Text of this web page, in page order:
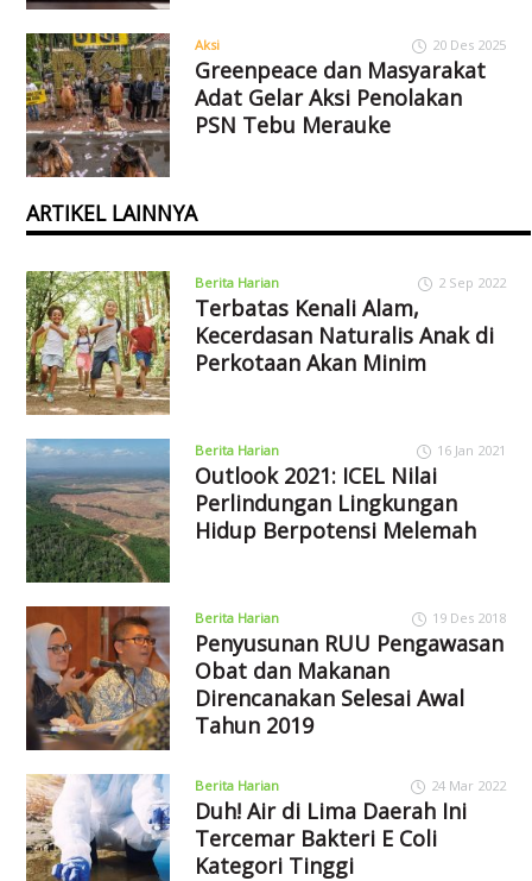
Aksi 20 Des 2025
Greenpeace dan Masyarakat
Adat Gelar Aksi Penolakan
PSN Tebu Merauke
ARTIKEL LAINNYA
Berita Harian 2 Sep 2022
Terbatas Kenali Alam,
Kecerdasan Naturalis Anak di
Perkotaan Akan Minim
Berita Harian 16 Jan 2021
Outlook 2021: ICEL Nilai
Perlindungan Lingkungan
Hidup Berpotensi Melemah
Berita Harian 19 Des 2018
Penyusunan RUU Pengawasan
Obat dan Makanan
Direncanakan Selesai Awal
Tahun 2019
Berita Harian 24 Mar 2022
Duh! Air di Lima Daerah Ini
Tercemar Bakteri E Coli
Kategori Tinggi